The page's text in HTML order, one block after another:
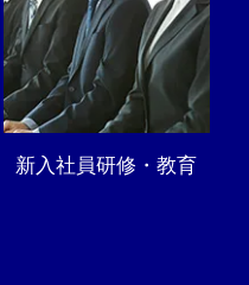
新入社員研修・教育